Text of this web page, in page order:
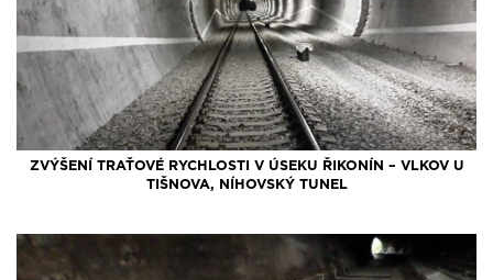
ZVÝŠENÍ TRAŤOVÉ RYCHLOSTI V ÚSEKU ŘIKONÍN – VLKOV U
TIŠNOVA, NÍHOVSKÝ TUNEL